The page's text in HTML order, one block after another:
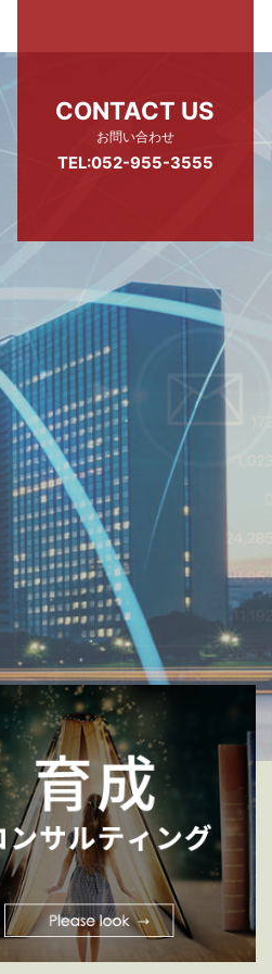
CONTACT US
お問い合わせ
TEL:052-955-3555